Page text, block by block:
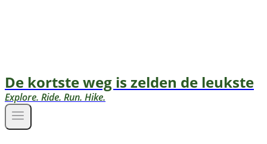
De kortste weg is zelden de leukste
Explore. Ride. Run. Hike.